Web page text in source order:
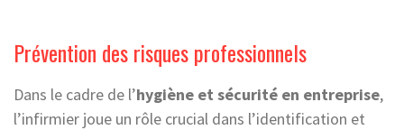
Prévention des risques professionnels
Dans le cadre de l’hygiène et sécurité en entreprise,
l’infirmier joue un rôle crucial dans l’identification et